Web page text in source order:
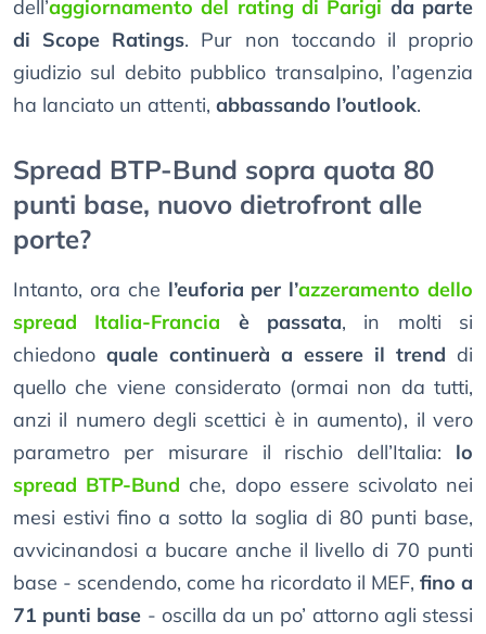
dell’aggiornamento del rating di Parigi da parte
di Scope Ratings. Pur non toccando il proprio
giudizio sul debito pubblico transalpino, l’agenzia
ha lanciato un attenti, abbassando l’outlook.
Spread BTP-Bund sopra quota 80
punti base, nuovo dietrofront alle
porte?
Intanto, ora che l’euforia per l’azzeramento dello
spread Italia-Francia è passata, in molti si
chiedono quale continuerà a essere il trend di
quello che viene considerato (ormai non da tutti,
anzi il numero degli scettici è in aumento), il vero
parametro per misurare il rischio dell’Italia: lo
spread BTP-Bund che, dopo essere scivolato nei
mesi estivi fino a sotto la soglia di 80 punti base,
avvicinandosi a bucare anche il livello di 70 punti
base - scendendo, come ha ricordato il MEF, fino a
71 punti base - oscilla da un po’ attorno agli stessi